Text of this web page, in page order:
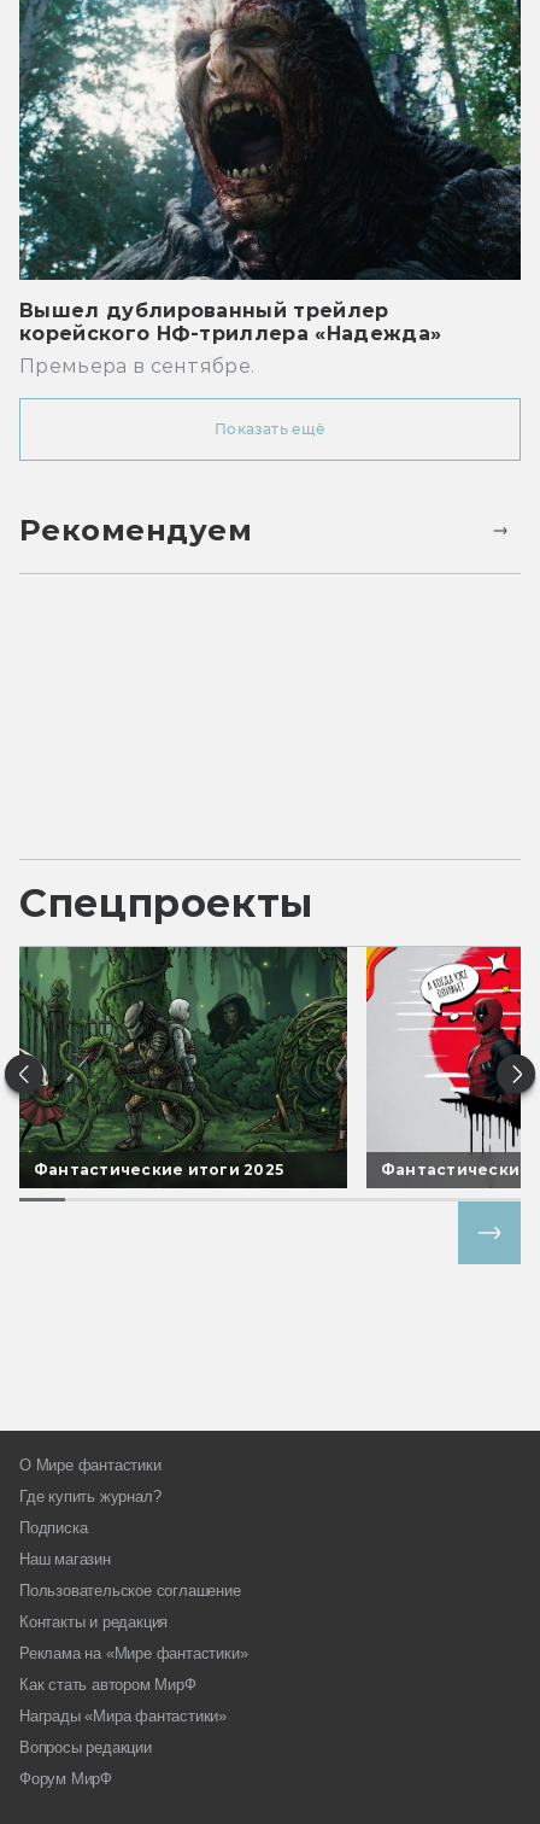
Вышел дублированный трейлер
корейского НФ-триллера «Надежда»
Премьера в сентябре.
Показать ещё
Рекомендуем
Спецпроекты
Фантастические итоги 2025 Фантастические
О Мире фантастики
Где купить журнал?
Подписка
Наш магазин
Пользовательское соглашение
Контакты и редакция
Реклама на «Мире фантастики»
Как стать автором МирФ
Награды «Мира фантастики»
Вопросы редакции
Форум МирФ